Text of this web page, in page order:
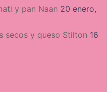
y pan Naan 20 enero,
secos y queso Stilton 16